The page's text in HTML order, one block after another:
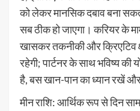
को लेकर मानसिक दबाव बना
सब ठीक हो जाएगा। करियर के
खासकर तकनीकी और क्रिएटिव
रहेगी; पार्टनर के साथ भविष्य की
है, बस खान-पान का ध्यान रखें
मीन राशि: आर्थिक रूप से दिन